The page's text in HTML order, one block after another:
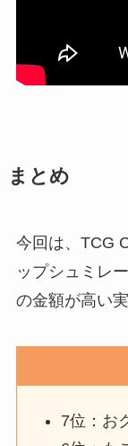
まとめ
今回は、TCG
ップシュミレ
の金額が高い
7位：お